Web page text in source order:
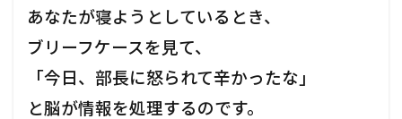
あなたが寝ようとしているとき、
ブリーフケースを見て、
「今日、部長に怒られて辛かったな」
と脳が情報を処理するのです。